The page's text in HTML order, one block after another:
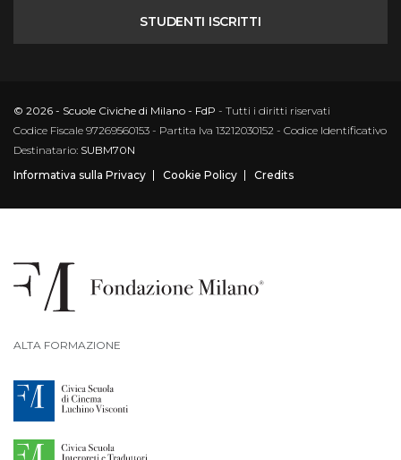
STUDENTI ISCRITTI
© 2026 - Scuole Civiche di Milano - FdP - Tutti i diritti riservati
Codice Fiscale 97269560153 - Partita Iva 13212030152 - Codice Identificativo
Destinatario: SUBM70N
Informativa sulla Privacy
Cookie Policy Credits
ALTA FORMAZIONE